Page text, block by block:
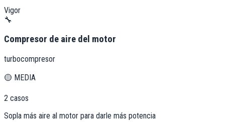
Vigor
🔧
Compresor de aire del motor
turbocompresor
🟡 MEDIA
2 casos
Sopla más aire al motor para darle más potencia